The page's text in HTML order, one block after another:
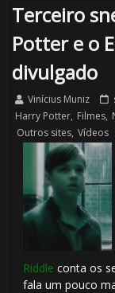
Terceiro
Potter e o
divulgado
Vinícius Muniz
Harry Potter, Filmes,
Outros sites, Vídeos
Riddle conta os
fala um pouco